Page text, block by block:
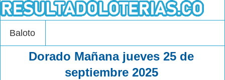
Baloto
Dorado Mañana jueves 25 de
septiembre 2025